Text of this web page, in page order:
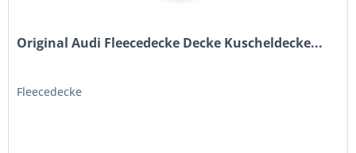
Original Audi Fleecedecke Decke Kuscheldecke...
Fleecedecke